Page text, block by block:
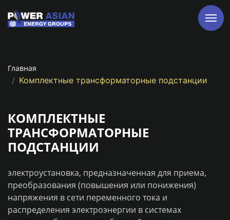
Главная
Комплектные трансформаторные подстанции
КОМПЛЕКТНЫЕ
ТРАНСФОРМАТОРНЫЕ
ПОДСТАНЦИИ
электроустановка, предназначенная для приема,
преобразования (повышения или понижения)
напряжения в сети переменного тока и
распределения электроэнергии в системах